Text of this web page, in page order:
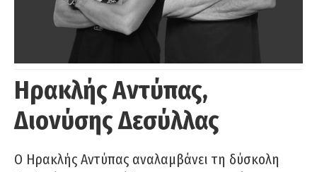
Ηρακλής Αντύπας,
Διονύσης Δεσύλλας
Ο Ηρακλής Αντύπας αναλαμβάνει τη δύσκολη